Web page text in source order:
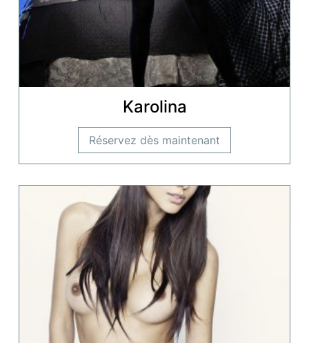
Karolina
Réservez dès maintenant